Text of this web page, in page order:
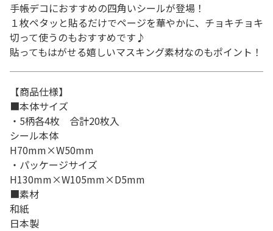
手帳デコにおすすめの四角いシールが登場！
１枚ペタッと貼るだけでページを華やかに、チョキチョキ
切って使うのもおすすめです♪
貼ってもはがせる嬉しいマスキング素材なのもポイント！
【商品仕様】
■本体サイズ
・5柄各4枚 合計20枚入
シール本体
H70mm×W50mm
・パッケージサイズ
H130mm×W105mm×D5mm
■素材
和紙
日本製